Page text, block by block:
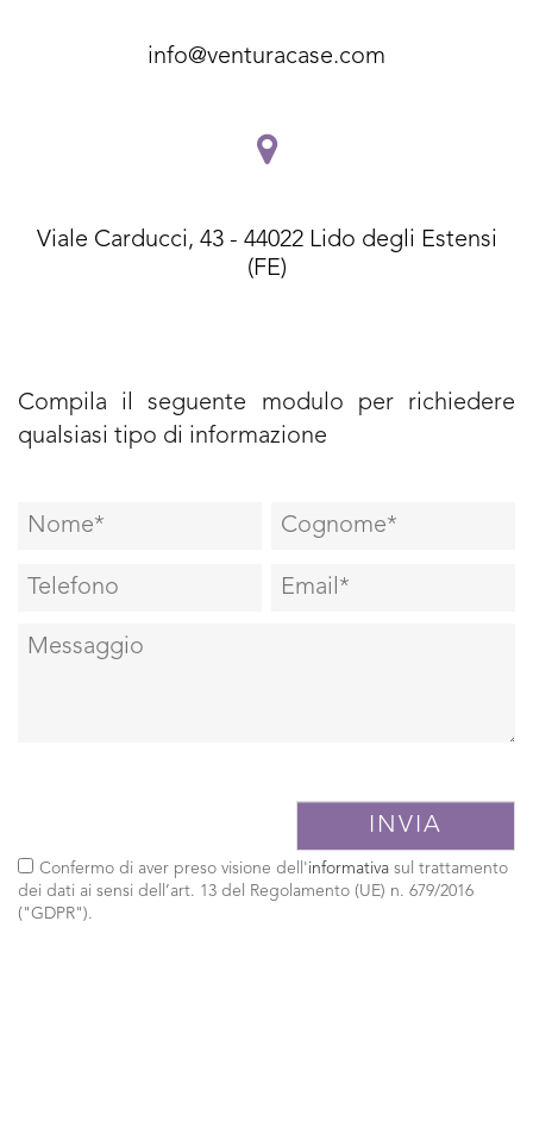
info@venturacase.com
Viale Carducci, 43 - 44022 Lido degli Estensi
(FE)
Compila il seguente modulo per richiedere
qualsiasi tipo di informazione
Confermo di aver preso visione dell'informativa sul trattamento
dei dati ai sensi dell’art. 13 del Regolamento (UE) n. 679/2016
("GDPR").